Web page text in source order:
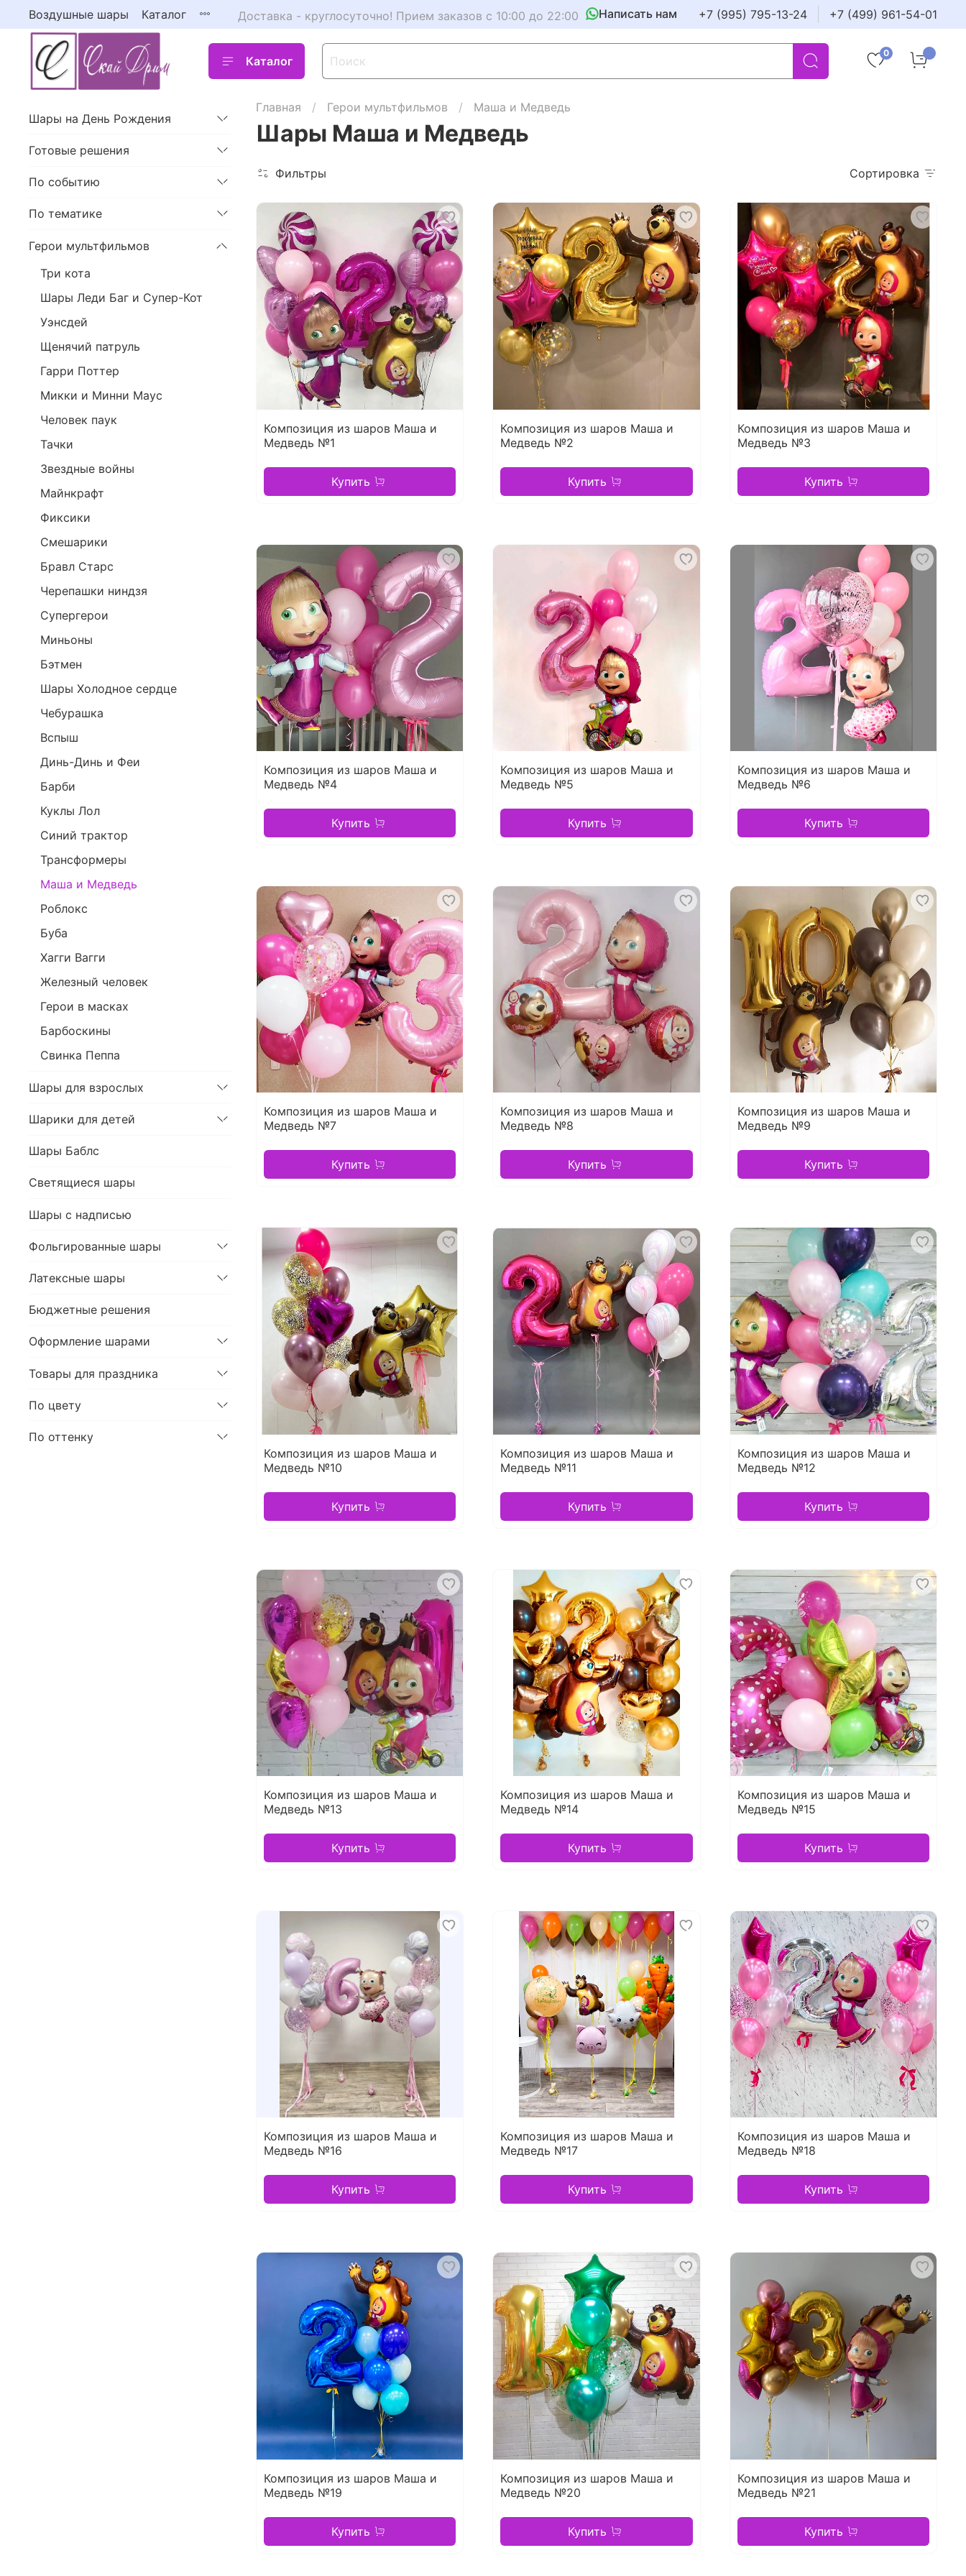
Воздушные шары Каталог Доставка - круглосуточно! Прием заказов с 10:00 до 22:00 Написать нам +7 (995) 795-13-24 +7 (499) 961-54-01
Каталог
0
Главная Герои мультфильмов Маша и Медведь
Шары Маша и Медведь
Фильтры Сортировка
Композиция из шаров Маша и
Медведь №1
Купить
Композиция из шаров Маша и
Медведь №2
Купить
Композиция из шаров Маша и
Медведь №3
Купить
Композиция из шаров Маша и
Медведь №4
Купить
Композиция из шаров Маша и
Медведь №5
Купить
Композиция из шаров Маша и
Медведь №6
Купить
Композиция из шаров Маша и
Медведь №7
Купить
Композиция из шаров Маша и
Медведь №8
Купить
Композиция из шаров Маша и
Медведь №9
Купить
Композиция из шаров Маша и
Медведь №10
Купить
Композиция из шаров Маша и
Медведь №11
Купить
Композиция из шаров Маша и
Медведь №12
Купить
Композиция из шаров Маша и
Медведь №13
Купить
Композиция из шаров Маша и
Медведь №14
Купить
Композиция из шаров Маша и
Медведь №15
Купить
Композиция из шаров Маша и
Медведь №16
Купить
Композиция из шаров Маша и
Медведь №17
Купить
Композиция из шаров Маша и
Медведь №18
Купить
Композиция из шаров Маша и
Медведь №19
Купить
Композиция из шаров Маша и
Медведь №20
Купить
Композиция из шаров Маша и
Медведь №21
Купить
Шары на День Рождения
Готовые решения
По событию
По тематике
Герои мультфильмов
Три кота
Шары Леди Баг и Супер-Кот
Уэнсдей
Щенячий патруль
Гарри Поттер
Микки и Минни Маус
Человек паук
Тачки
Звездные войны
Майнкрафт
Фиксики
Смешарики
Бравл Старс
Черепашки ниндзя
Супергерои
Миньоны
Бэтмен
Шары Холодное сердце
Чебурашка
Вспыш
Динь-Динь и Феи
Барби
Куклы Лол
Синий трактор
Трансформеры
Маша и Медведь
Роблокс
Буба
Хагги Вагги
Железный человек
Герои в масках
Барбоскины
Свинка Пеппа
Шары для взрослых
Шарики для детей
Шары Баблс
Светящиеся шары
Шары с надписью
Фольгированные шары
Латексные шары
Бюджетные решения
Оформление шарами
Товары для праздника
По цвету
По оттенку